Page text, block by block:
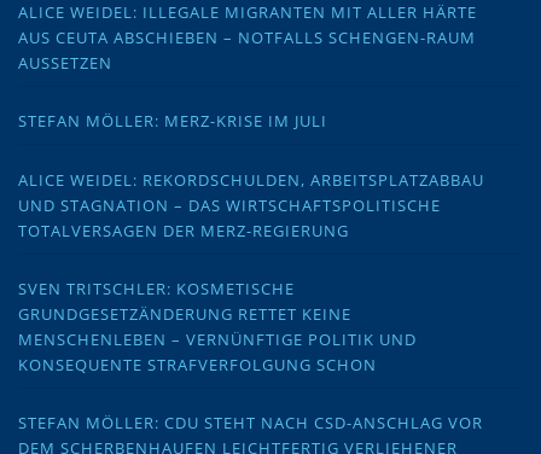
ALICE WEIDEL: ILLEGALE MIGRANTEN MIT ALLER HÄRTE
AUS CEUTA ABSCHIEBEN – NOTFALLS SCHENGEN-RAUM
AUSSETZEN
STEFAN MÖLLER: MERZ-KRISE IM JULI
ALICE WEIDEL: REKORDSCHULDEN, ARBEITSPLATZABBAU
UND STAGNATION – DAS WIRTSCHAFTSPOLITISCHE
TOTALVERSAGEN DER MERZ-REGIERUNG
SVEN TRITSCHLER: KOSMETISCHE
GRUNDGESETZÄNDERUNG RETTET KEINE
MENSCHENLEBEN – VERNÜNFTIGE POLITIK UND
KONSEQUENTE STRAFVERFOLGUNG SCHON
STEFAN MÖLLER: CDU STEHT NACH CSD-ANSCHLAG VOR
DEM SCHERBENHAUFEN LEICHTFERTIG VERLIEHENER